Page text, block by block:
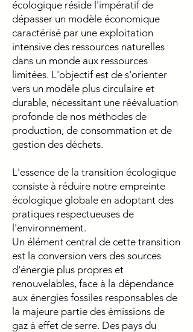
écologique réside l'impératif de
dépasser un modèle économique
caractérisé par une exploitation
intensive des ressources naturelles
dans un monde aux ressources
limitées. L'objectif est de s'orienter
vers un modèle plus circulaire et
durable, nécessitant une réévaluation
profonde de nos méthodes de
production, de consommation et de
gestion des déchets.
L'essence de la transition écologique
consiste à réduire notre empreinte
écologique globale en adoptant des
pratiques respectueuses de
l'environnement.
Un élément central de cette transition
est la conversion vers des sources
d'énergie plus propres et
renouvelables, face à la dépendance
aux énergies fossiles responsables de
la majeure partie des émissions de
gaz à effet de serre. Des pays du